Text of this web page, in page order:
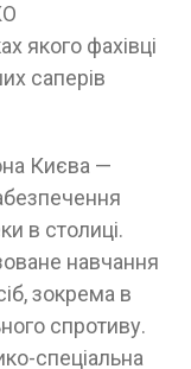
якого фахівці
саперів
Києва —
в столиці.
навчання
зокрема в
спротиву.
спеціальна